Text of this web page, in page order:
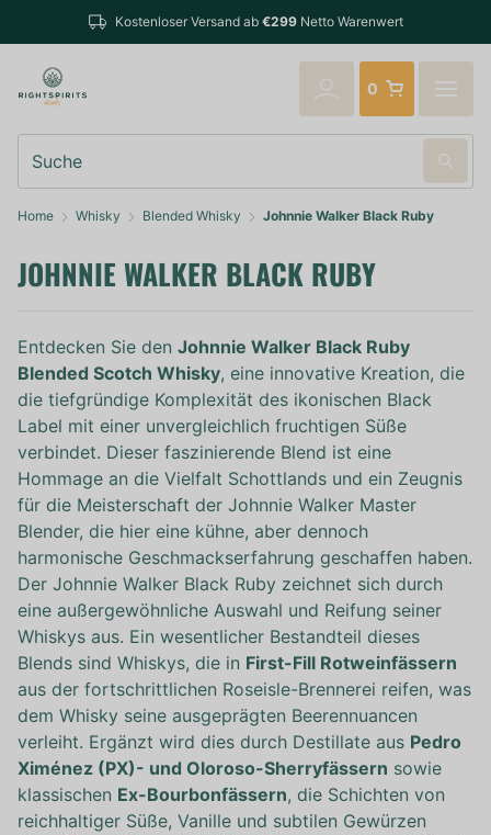
verschickt
0
Home Whisky Blended Whisky Johnnie Walker Black Ruby
JOHNNIE WALKER BLACK RUBY
Entdecken Sie den Johnnie Walker Black Ruby
Blended Scotch Whisky, eine innovative Kreation, die
die tiefgründige Komplexität des ikonischen Black
Label mit einer unvergleichlich fruchtigen Süße
verbindet. Dieser faszinierende Blend ist eine
Hommage an die Vielfalt Schottlands und ein Zeugnis
für die Meisterschaft der Johnnie Walker Master
Blender, die hier eine kühne, aber dennoch
harmonische Geschmackserfahrung geschaffen haben.
Der Johnnie Walker Black Ruby zeichnet sich durch
eine außergewöhnliche Auswahl und Reifung seiner
Whiskys aus. Ein wesentlicher Bestandteil dieses
Blends sind Whiskys, die in First-Fill Rotweinfässern
aus der fortschrittlichen Roseisle-Brennerei reifen, was
dem Whisky seine ausgeprägten Beerennuancen
verleiht. Ergänzt wird dies durch Destillate aus Pedro
Ximénez (PX)- und Oloroso-Sherryfässern sowie
klassischen Ex-Bourbonfässern, die Schichten von
reichhaltiger Süße, Vanille und subtilen Gewürzen